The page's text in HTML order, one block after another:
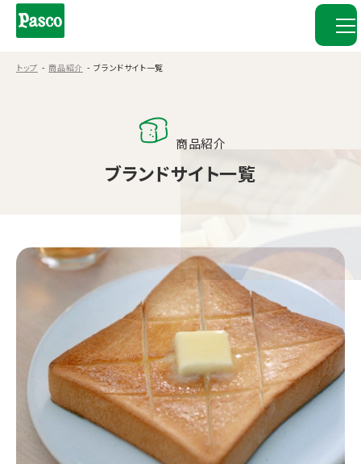
トップ 商品紹介 ブランドサイト一覧
商品紹介
ブランドサイト一覧